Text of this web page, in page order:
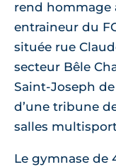
rend hommage
entraineur du
située rue
secteur Bêle
Saint-Joseph
d’une tribune
salles
Le gymnase de